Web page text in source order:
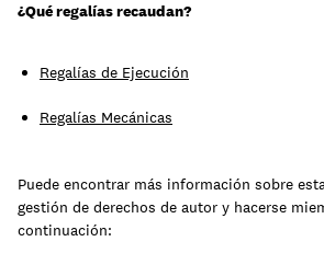
regístrate
¿Qué regalías recaudan?
Regalías de Ejecución
Regalías Mecánicas
Puede encontrar más información sobre
gestión de derechos de autor y hacerse
continuación: